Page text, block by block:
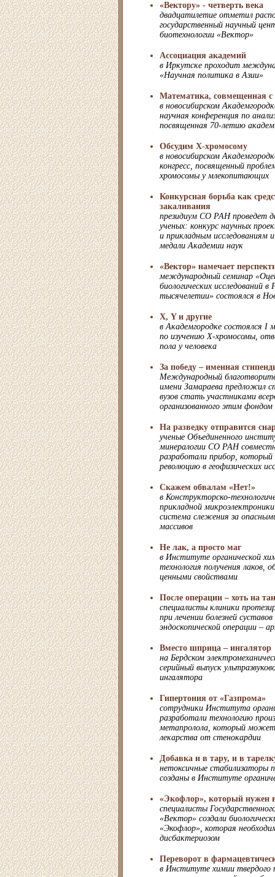
«Вектору» - четверть века
двадцатилетие отметил
государственный научный
биотехнологии «Вектор»
Ассоциация академий
в Иркутске проходит
«Научная политика в Азии»
Математика, совмещенная
в новосибирском
научная конференция по
посвященная 70-летию
Обсудим Х-хромосому
в новосибирском
конгресс, посвященный
хромосомы у млекопитающих
Конкурсная борьба как
закаливания
президиум СО РАН проведет
ученых: конкурс научных
и прикладным исследованиям
медали Академии наук
«Вектор» намечает
международный семинар
биологических исследований в
тысячелетии» состоялся в
Х, Y и другие
в Академгородке состоялся I
по изучению Х-хромосомы,
пола у человека
За победу – именная
Международный
имени Замараева предложил
вузов стать участниками
организованного этим фондом
На разведку отправится
ученые Объединенного
минералогии СО РАН
разработали прибор,
революцию в геофизических
Скажем обвалам «Нет!»
в Конструкторско-
прикладной
система слежения за
массивов
Не лак, а просто маг
в Институте органической
технология получения лаков,
ценными свойствами
После операции – хоть на
специалисты клиники
при лечении болезней
эндоскопической операции –
Вместо шприца – ингалятор
на Бердском
серийный выпуск
ингалятора
Гипертония от «Газпрома»
сотрудники Института
разработали технологию
метапролола, который
лекарства от стенокардии
Добавка и в тару, и в
нетоксичные стабилизаторы
созданы в Институте
«Экофлор», который нужен
специалисты
«Вектор» создали
«Экофлор», которая
дисбактериозом
Переворот в
в Институте химии